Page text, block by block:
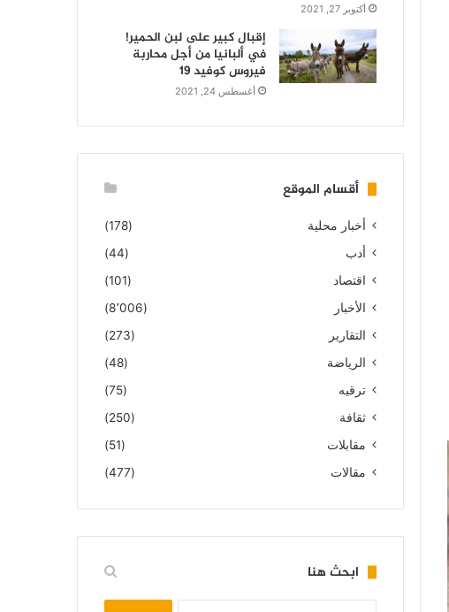
أكتوبر 27, 2021
إقبال كبير على لبن الحمير!
في ألبانيا من أجل محاربة
فيروس كوفيد 19
أغسطس 24, 2021
أقسام الموقع
أخبار محلية
(178)
أدب
(44)
اقتصاد
(101)
الأخبار
(8٬006)
التقارير
(273)
الرياضة
(48)
ترقيه
(75)
ثقافة
(250)
مقابلات
(51)
مقالات
(477)
ابحث هنا